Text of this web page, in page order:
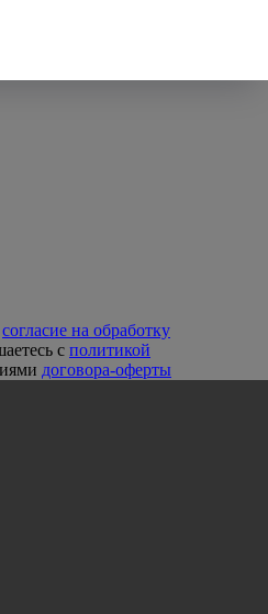
согласие на обработку
c политикой
договора-оферты